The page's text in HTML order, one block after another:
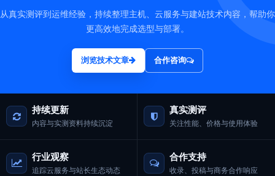
从真实测评到运维经验，持续整理主机、云服务与建站技术内容，帮助你
更高效地完成选型与部署。
浏览技术文章 合作咨询
持续更新
内容与实测资料持续沉淀
真实测评
关注性能、价格与使用体验
行业观察
追踪云服务与站长生态动态
合作支持
收录、投稿与商务合作响应